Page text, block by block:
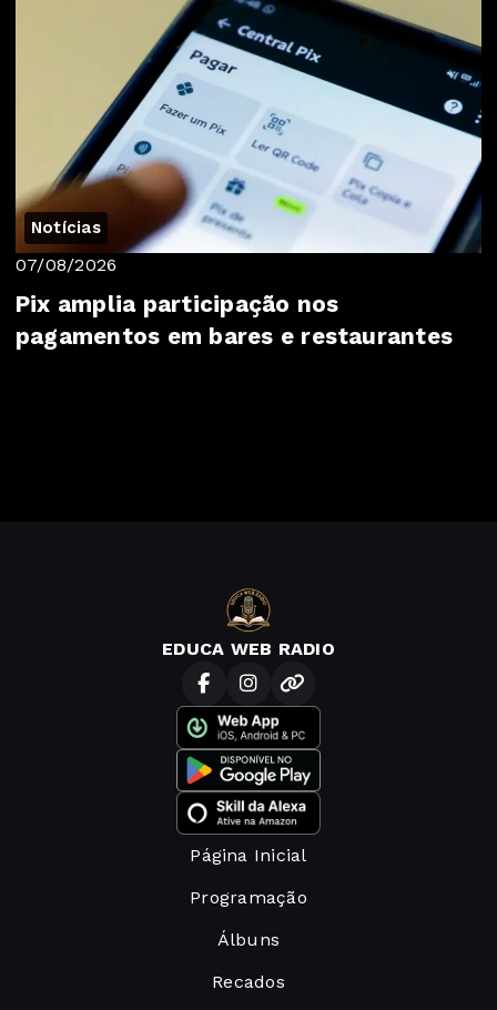
Notícias
07/08/2026
Pix amplia participação nos
pagamentos em bares e restaurantes
EDUCA WEB RADIO
Página Inicial
Programação
Álbuns
Recados